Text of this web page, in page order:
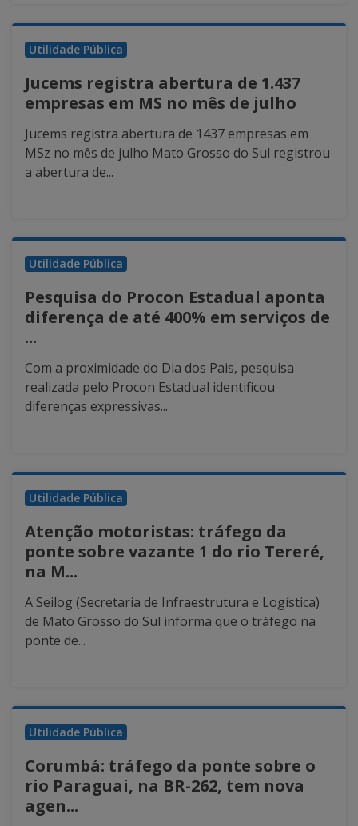
Utilidade Pública
Jucems registra abertura de 1.437
empresas em MS no mês de julho
Jucems registra abertura de 1437 empresas em
MSz no mês de julho Mato Grosso do Sul registrou
a abertura de...
Utilidade Pública
Pesquisa do Procon Estadual aponta
diferença de até 400% em serviços de
...
Com a proximidade do Dia dos Pais, pesquisa
realizada pelo Procon Estadual identificou
diferenças expressivas...
Utilidade Pública
Atenção motoristas: tráfego da
ponte sobre vazante 1 do rio Tereré,
na M...
A Seilog (Secretaria de Infraestrutura e Logística)
de Mato Grosso do Sul informa que o tráfego na
ponte de...
Utilidade Pública
Corumbá: tráfego da ponte sobre o
rio Paraguai, na BR-262, tem nova
agen...